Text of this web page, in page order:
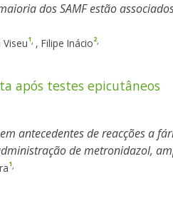
dos SAMF estão
Viseu1, , Filipe Inácio2,
após testes epicutâneos
antecedentes de reacções a
de metronidazol,
1,